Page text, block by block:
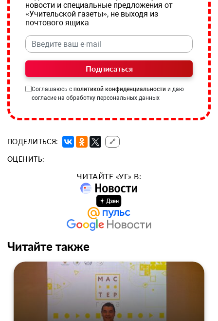
новости и специальные предложения от
«Учительской газеты», не выходя из
почтового ящика
Подписаться
Соглашаюсь с политикой конфиденциальности и даю
согласие на обработку персональных данных
ПОДЕЛИТЬСЯ: 🔗
ОЦЕНИТЬ:
ЧИТАЙТЕ «УГ» В:
Читайте также